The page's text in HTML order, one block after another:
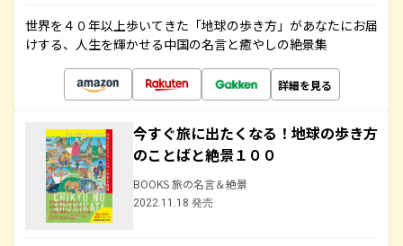
世界を４０年以上歩いてきた「地球の歩き方」があなたにお届
けする、人生を輝かせる中国の名言と癒やしの絶景集
詳細を見る
今すぐ旅に出たくなる！地球の歩き方
のことばと絶景１００
BOOKS 旅の名言＆絶景
2022.11.18 発売